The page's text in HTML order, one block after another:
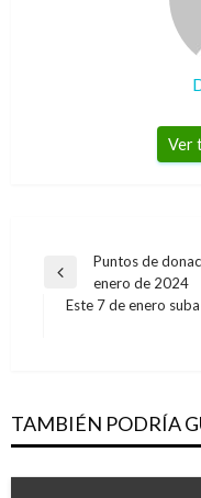
Ver
Navegación
de
Entrada
anterior
Puntos de
enero de 2024
Este 7 de enero
TAMBIÉN PODRÍA